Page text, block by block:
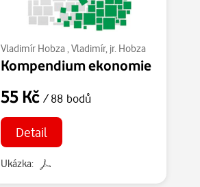
Vladimír Hobza , Vladimír, jr. Hobza
Kompendium ekonomie
55 Kč / 88 bodů
Detail
Ukázka: